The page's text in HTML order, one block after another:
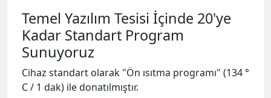
Temel Yazılım Tesisi İçinde 20'ye
Kadar Standart Program
Sunuyoruz
Cihaz standart olarak "Ön ısıtma programı" (134 °
C / 1 dak) ile donatılmıştır.